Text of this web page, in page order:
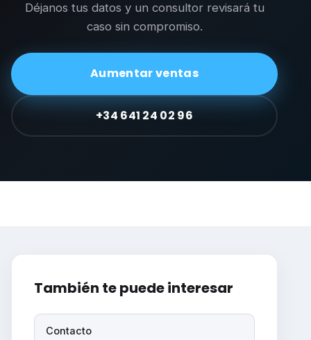
Déjanos tus datos y un consultor revisará tu
caso sin compromiso.
Aumentar ventas
+34 641 24 02 96
También te puede interesar
Contacto